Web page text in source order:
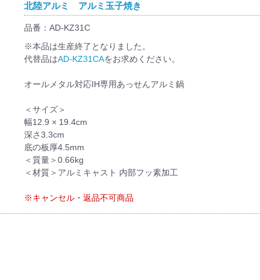
北陸アルミ アルミ玉子焼き
品番：AD-KZ31C
※本品は生産終了となりました。
代替品はAD-KZ31CAをお求めください。
オールメタル対応IH専用あっせんアルミ鍋
＜サイズ＞
幅12.9 × 19.4cm
深さ3.3cm
底の板厚4.5mm
＜質量＞0.66kg
＜材質＞アルミキャスト 内部フッ素加工
※キャンセル・返品不可商品